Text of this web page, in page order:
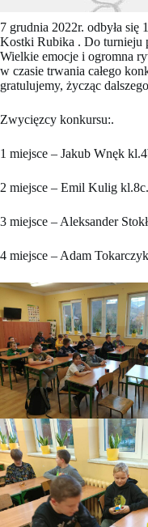
7 grudnia 2022r. odbyła się
Kostki Rubika . Do turnieju
Wielkie emocje i ogromna
w czasie trwania całego
gratulujemy, życząc
Zwycięzcy konkursu:.
1 miejsce – Jakub Wnęk
2 miejsce – Emil Kulig kl.8c.
3 miejsce – Aleksander
4 miejsce – Adam